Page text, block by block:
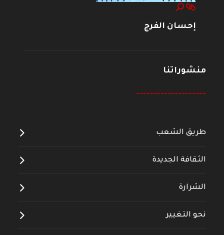
إحسان الفرج
منشوراتنا
--------------------
طريق الشعب
الثقافة الجديدة
الشرارة
نحو التغيير